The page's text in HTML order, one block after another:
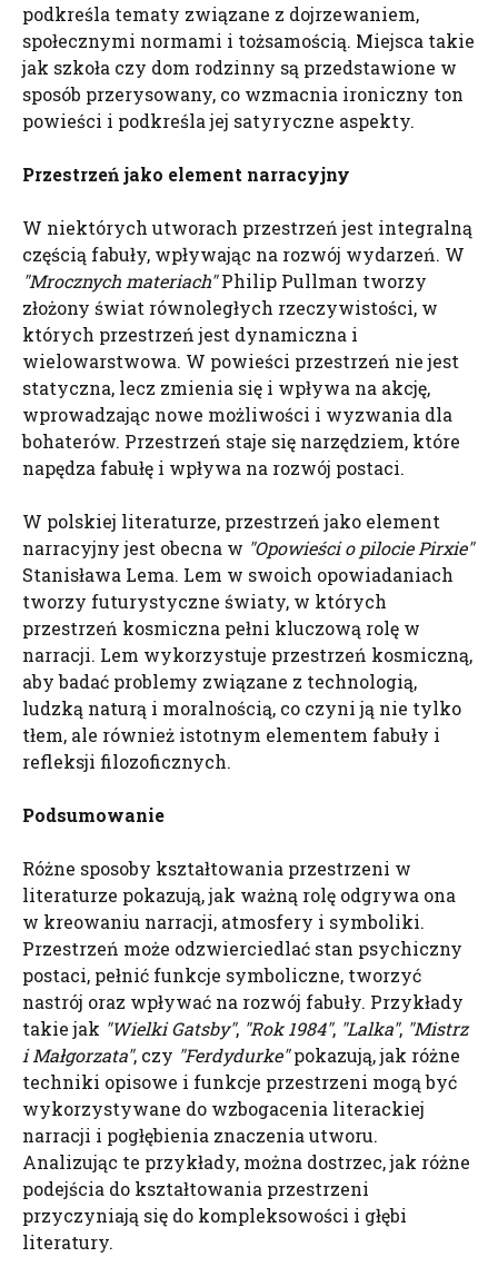
podkreśla tematy związane z dojrzewaniem,
społecznymi normami i tożsamością. Miejsca takie
jak szkoła czy dom rodzinny są przedstawione w
sposób przerysowany, co wzmacnia ironiczny ton
powieści i podkreśla jej satyryczne aspekty.
Przestrzeń jako element narracyjny
W niektórych utworach przestrzeń jest integralną
częścią fabuły, wpływając na rozwój wydarzeń. W
"Mrocznych materiach"Philip Pullman tworzy
złożony świat równoległych rzeczywistości, w
których przestrzeń jest dynamiczna i
wielowarstwowa. W powieści przestrzeń nie jest
statyczna, lecz zmienia się i wpływa na akcję,
wprowadzając nowe możliwości i wyzwania dla
bohaterów. Przestrzeń staje się narzędziem, które
napędza fabułę i wpływa na rozwój postaci.
W polskiej literaturze, przestrzeń jako element
narracyjny jest obecna w "Opowieści o pilocie Pirxie"
Stanisława Lema. Lem w swoich opowiadaniach
tworzy futurystyczne światy, w których
przestrzeń kosmiczna pełni kluczową rolę w
narracji. Lem wykorzystuje przestrzeń kosmiczną,
aby badać problemy związane z technologią,
ludzką naturą i moralnością, co czyni ją nie tylko
tłem, ale również istotnym elementem fabuły i
refleksji filozoficznych.
Podsumowanie
Różne sposoby kształtowania przestrzeni w
literaturze pokazują, jak ważną rolę odgrywa ona
w kreowaniu narracji, atmosfery i symboliki.
Przestrzeń może odzwierciedlać stan psychiczny
postaci, pełnić funkcje symboliczne, tworzyć
nastrój oraz wpływać na rozwój fabuły. Przykłady
takie jak "WielkiGatsby", "Rok 1984", "Lalka", "Mistrz
i Małgorzata", czy "Ferdydurke"pokazują, jak różne
techniki opisowe i funkcje przestrzeni mogą być
wykorzystywane do wzbogacenia literackiej
narracji i pogłębienia znaczenia utworu.
Analizując te przykłady, można dostrzec, jak różne
podejścia do kształtowania przestrzeni
przyczyniają się do kompleksowości i głębi
literatury.